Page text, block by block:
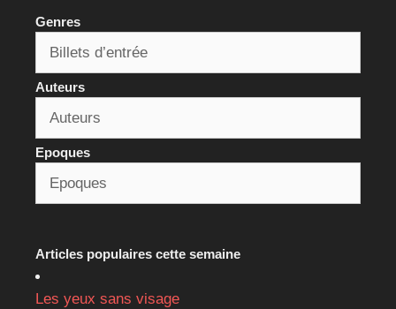
Genres
Auteurs
Epoques
Articles populaires cette semaine
Les yeux sans visage